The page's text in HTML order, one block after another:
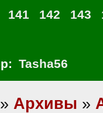
141 142 143
Tasha56
» Архивы »